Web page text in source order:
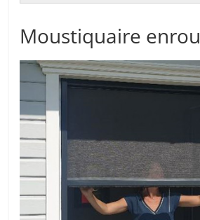
Moustiquaire